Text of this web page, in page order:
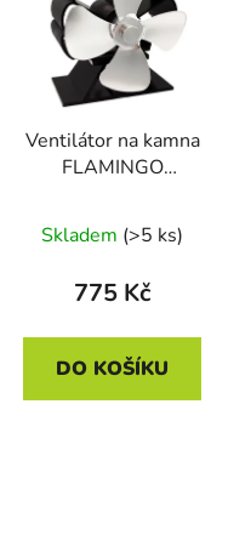
Ventilátor na kamna
FLAMINGO
stříbrný
Skladem (>5 ks)
775 Kč
DO KOŠÍKU